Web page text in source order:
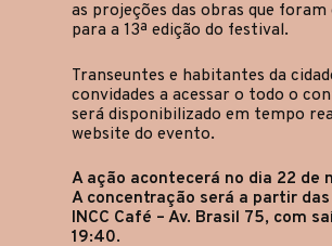
as projeções das obras que foram
para a 13ª edição do festival.
Transeuntes e habitantes da
convidades a acessar o todo o
será disponibilizado em tempo
website do evento.
A ação acontecerá no dia 22 de
A concentração será a partir das
INCC Café – Av. Brasil 75, com
19:40.